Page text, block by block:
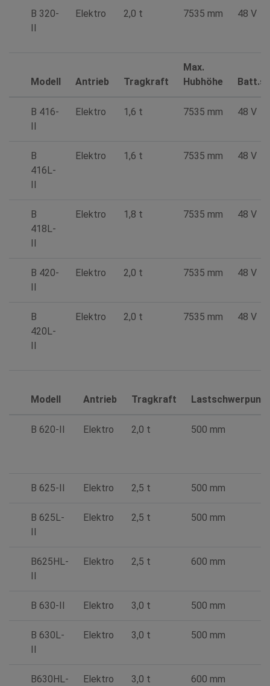
B 320-
II
Elektro 2,0 t 7535 mm 48 V
Modell Antrieb Tragkraft
Max.
Hubhöhe
B 416-
II
Elektro 1,6 t 7535 mm 48 V
B
416L-
II
Elektro 1,6 t 7535 mm 48 V
B
418L-
II
Elektro 1,8 t 7535 mm 48 V
B 420-
II
Elektro 2,0 t 7535 mm 48 V
B
420L-
II
Elektro 2,0 t 7535 mm 48 V
Modell Antrieb Tragkraft Lastschwerpunkt
B 620-II Elektro 2,0 t 500 mm
B 625-II Elektro 2,5 t 500 mm
B 625L-
II
Elektro 2,5 t 500 mm
B625HL-
II
Elektro 2,5 t 600 mm
B 630-II Elektro 3,0 t 500 mm
B 630L-
II
Elektro 3,0 t 500 mm
B630HL-
Elektro 3,0 t 600 mm